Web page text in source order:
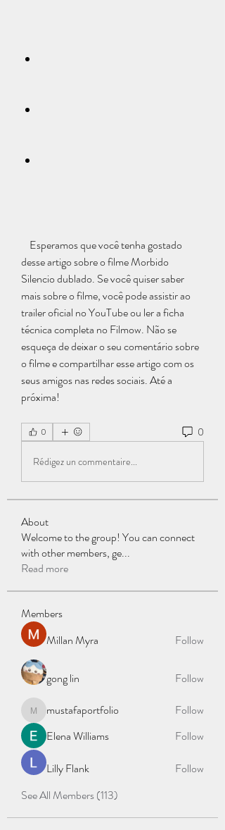
desse artigo sobre o filme Morbido
Silencio dublado. Se você quiser saber
mais sobre o filme, você pode assistir ao
trailer oficial no YouTube ou ler a ficha
técnica completa no Filmow. Não se
esqueça de deixar o seu comentário sobre
o filme e compartilhar esse artigo com os
seus amigos nas redes sociais. Até a
próxima!
0 0
Rédigez un commentaire...
About
Welcome to the group! You can connect
with other members, ge...
Read more
Members
Millan Myra
Follow
gong lin Follow
mustafaportfolio
mustafaportfolio
Follow
Elena Williams
Follow
Lilly Flank
Follow
See All Members (113)